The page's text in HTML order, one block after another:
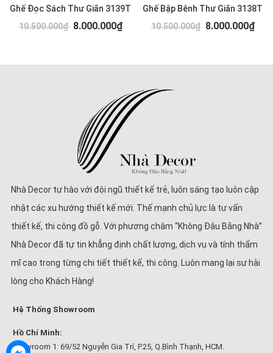
Ghế Đọc Sách Thư Giãn 3139T
10.500.000₫ 8.000.000₫
Ghế Bập Bênh Thư Giãn 3138T
10.500.000₫ 8.000.000₫
Nhà Decor tự hào với đội ngũ thiết kế trẻ, luôn sáng tạo luôn cập
nhật các xu hướng thiết kế mới. Thế mạnh chủ lực là tư vấn
thiết kế, thi công đồ gỗ. Với phương châm “Không Đâu Bằng Nhà”
Nhà Decor đã tự tin khẳng định chất lượng, dịch vụ và tính thẩm
mĩ cao trong từng chi tiết thiết kế, thi công. Luôn mang lại sự hài
lòng cho Khách Hàng!
Hệ Thống Showroom
Hồ Chí Minh:
Showroom 1: 69/52 Nguyễn Gia Trí, P.25, Q.Bình Thạnh, HCM.